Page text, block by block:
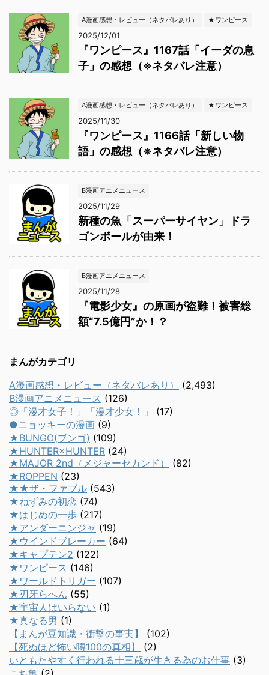
A漫画感想・レビュー（ネタバレあり） ★ワンピース
2025/12/01
『ワンピース』1167話「イーダの息
子」の感想（※ネタバレ注意）
A漫画感想・レビュー（ネタバレあり） ★ワンピース
2025/11/30
『ワンピース』1166話「新しい物
語」の感想（※ネタバレ注意）
B漫画アニメニュース
2025/11/29
新種の魚「スーパーサイヤン」ドラ
ゴンボールが由来！
B漫画アニメニュース
2025/11/28
『電影少女』の原画が盗難！被害総
額“7.5億円”か！？
まんがカテゴリ
A漫画感想・レビュー（ネタバレあり）
(2,493)
B漫画アニメニュース (126)
◎「漫才女子！」「漫才少女！」
(17)
●ニョッキーの漫画 (9)
★BUNGO(ブンゴ) (109)
★HUNTER×HUNTER (24)
★MAJOR 2nd（メジャーセカンド）
(82)
★ROPPEN (23)
★★ザ・ファブル (543)
★ねずみの初恋 (74)
★はじめの一歩 (217)
★アンダーニンジャ (19)
★ウインドブレーカー (64)
★キャプテン2 (122)
★ワンピース (146)
★ワールドトリガー (107)
★刃牙らへん (55)
★宇宙人はいらない (1)
★真なる男 (1)
【まんが豆知識・衝撃の事実】
(102)
【死ぬほど怖い噂100の真相】
(2)
いともたやすく行われる十三歳が生きる為のお仕事 (3)